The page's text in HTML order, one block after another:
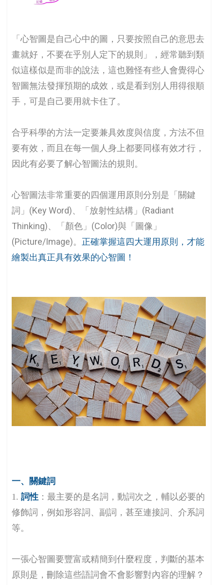
「心智圖是自己心中的圖，只要按照自己的意思去
畫就好，不要在乎別人定下的規則」，經常聽到類
似這樣似是而非的說法，這也難怪有些人會覺得心
智圖無法發揮預期的成效，或是看到別人用得很順
手，可是自己要用就卡住了。
合乎科學的方法一定要兼具效度與信度，方法不但
要有效，而且在每一個人身上都要同樣有效才行，
因此有必要了解心智圖法的規則。
心智圖法非常重要的四個運用原則分別是「關鍵
詞」(Key Word)、「放射性結構」(Radiant
Thinking)、「顏色」(Color)與「圖像」
(Picture/Image)。 正確掌握這四大運用原則，才能
繪製出真正具有效果的心智圖！
一、關鍵詞
1. 詞性 ：最主要的是名詞，動詞次之，輔以必要的
修飾詞，例如形容詞、副詞，甚至連接詞、介系詞
等。
一張心智圖要豐富或精簡到什麼程度，判斷的基本
原則是，刪除這些語詞會不會影響對內容的理解？